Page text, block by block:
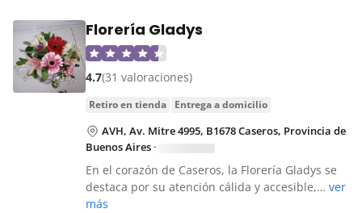
Florería Gladys
4.7(31 valoraciones)
retiro en tienda entrega a domicilio
AVH, Av. Mitre 4995, B1678 Caseros, Provincia de
Buenos Aires ·
En el corazón de Caseros, la Florería Gladys se
destaca por su atención cálida y accesible,… ver
más